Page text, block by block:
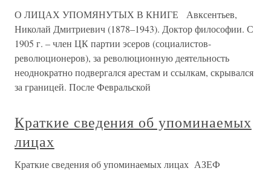
О ЛИЦАХ УПОМЯНУТЫХ В КНИГЕ Авксентьев,
Николай Дмитриевич (1878–1943). Доктор философии. С
1905 г. – член ЦК партии эсеров (социалистов-
революционеров), за революционную деятельность
неоднократно подвергался арестам и ссылкам, скрывался
за границей. После Февральской
Краткие сведения об упоминаемых
лицах
Краткие сведения об упоминаемых лицах АЗЕФ